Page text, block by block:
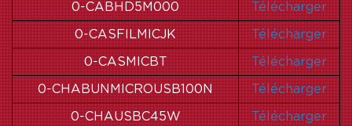
0-CABHD5M000 Télécharger
0-CASFILMICJK Télécharger
0-CASMICBT Télécharger
0-CHABUNMICROUSB100N Télécharger
0-CHAUSBC45W Télécharger